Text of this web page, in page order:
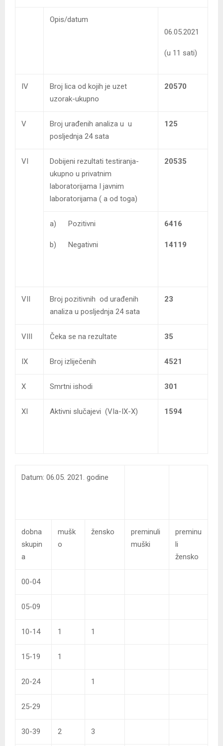
Opis/datum
06.05.2021
(u 11 sati)
IV
Broj lica od kojih je uzet
uzorak-ukupno
20570
V
Broj urađenih analiza u u
posljednja 24 sata
125
VI
Dobijeni rezultati testiranja-
ukupno u privatnim
laboratorijama I javnim
laboratorijama ( a od toga)
20535
a) Pozitivni
b) Negativni
6416
14119
VII
Broj pozitivnih od urađenih
analiza u posljednja 24 sata
23
VIII Čeka se na rezultate 35
IX Broj izliječenih 4521
X Smrtni ishodi 301
XI Aktivni slučajevi (VIa-IX-X) 1594
Datum: 06.05. 2021. godine
dobna
skupin
a
mušk
o
žensko
preminuli
muški
preminu
li
žensko
00-04
05-09
10-14 1 1
15-19 1
20-24 1
25-29
30-39 2 3